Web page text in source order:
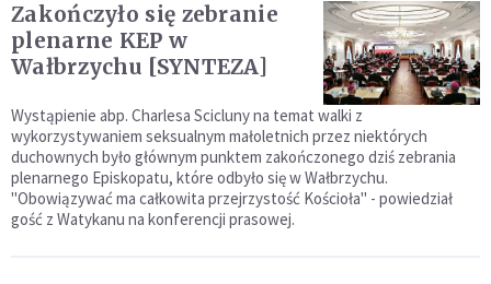
Zakończyło się zebranie
plenarne KEP w
Wałbrzychu [SYNTEZA]
Wystąpienie abp. Charlesa Scicluny na temat walki z
wykorzystywaniem seksualnym małoletnich przez niektórych
duchownych było głównym punktem zakończonego dziś zebrania
plenarnego Episkopatu, które odbyło się w Wałbrzychu.
"Obowiązywać ma całkowita przejrzystość Kościoła" - powiedział
gość z Watykanu na konferencji prasowej.